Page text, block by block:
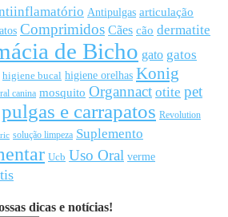
Antipulgas articulação
Comprimidos Cães cão dermatite
de Bicho gato gatos
higiene bucal higiene orelhas Konig
canina mosquito Organnact otite pet
pulgas e carrapatos Revolution
solução limpeza Suplemento
Ucb Uso Oral verme
dicas e notícias!